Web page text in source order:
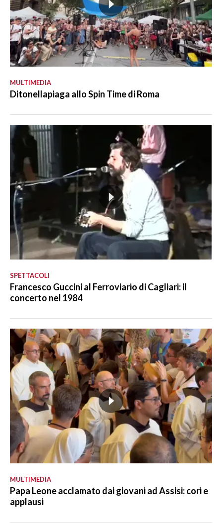
MULTIMEDIA
Ditonellapiaga allo Spin Time di Roma
SPETTACOLI
Francesco Guccini al Ferroviario di Cagliari: il
concerto nel 1984
MULTIMEDIA
Papa Leone acclamato dai giovani ad Assisi: cori e
applausi